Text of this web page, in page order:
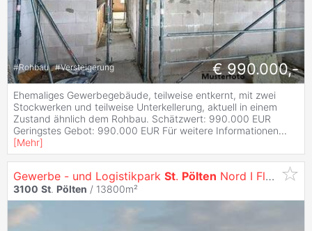
#Rohbau #Versteigerung € 990.000,-
Ehemaliges Gewerbegebäude, teilweise entkernt, mit zwei
Stockwerken und teilweise Unterkellerung, aktuell in einem
Zustand ähnlich dem Rohbau. Schätzwert: 990.000 EUR
Geringstes Gebot: 990.000 EUR Für weitere Informationen...
[Mehr]
Gewerbe - und Logistikpark St. Pölten Nord I Flexible Lagerflächen mit Guter Anbindung
3100 St. Pölten / 13800m²